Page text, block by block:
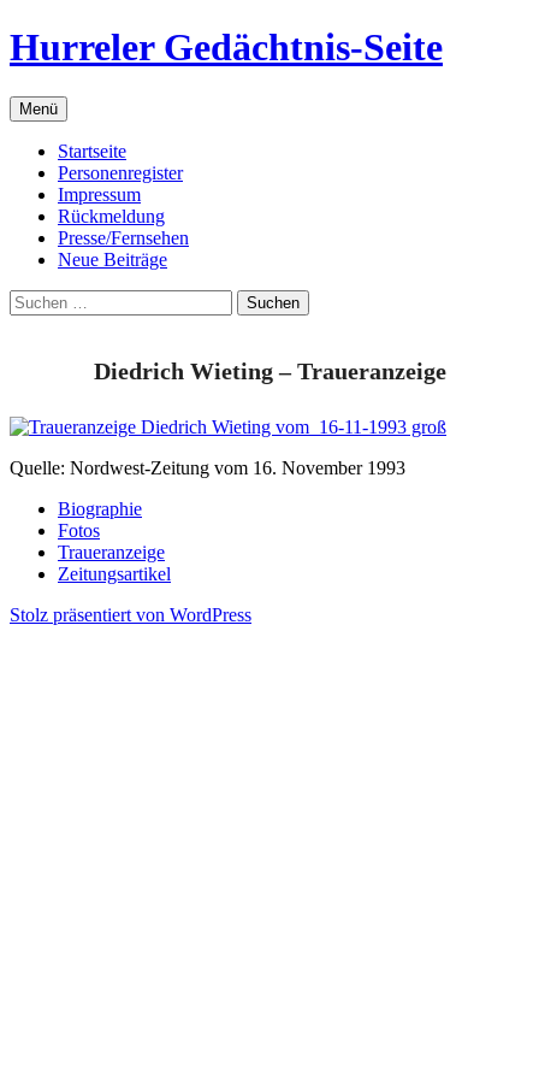
Zum
Inhalt
Hurreler Gedächtnis-Seite
Menü
Startseite
Personenregister
Impressum
Rückmeldung
Presse/Fernsehen
Neue Beiträge
Suchen
nach:
Diedrich Wieting – Traueranzeige
Quelle: Nordwest-Zeitung vom 16. November 1993
Biographie
Fotos
Traueranzeige
Zeitungsartikel
Stolz präsentiert von WordPress